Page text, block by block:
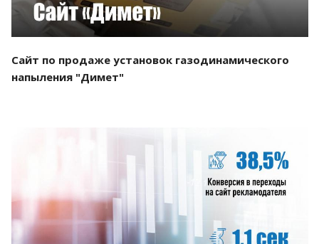
Сайт по продаже установок газодинамического
напыления "Димет"